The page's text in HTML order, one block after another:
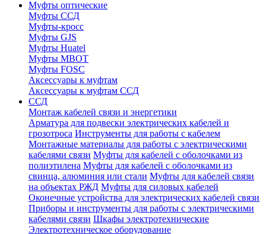
Муфты оптические
Муфты ССД
Муфты-кросс
Муфты GJS
Муфты Huatel
Муфты МВОТ
Муфты FOSC
Аксессуары к муфтам
Аксессуары к муфтам ССД
ССД
Монтаж кабелей связи и энергетики
Арматура для подвески электрических кабелей и
грозотроса Инструменты для работы с кабелем
Монтажные материалы для работы с электрическими
кабелями связи Муфты для кабелей с оболочками из
полиэтилена Муфты для кабелей с оболочками из
свинца, алюминия или стали Муфты для кабелей связи
на объектах РЖД Муфты для силовых кабелей
Оконечные устройства для электрических кабелей связи
Приборы и инструменты для работы с электрическими
кабелями связи Шкафы электротехнические
Электротехническое оборудование